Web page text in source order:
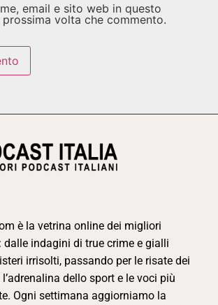
email e sito web in questo
volta che commento.
è la vetrina online dei migliori
indagini di true crime e gialli
irrisolti, passando per le risate dei
dello sport e le voci più
Ogni settimana aggiorniamo la